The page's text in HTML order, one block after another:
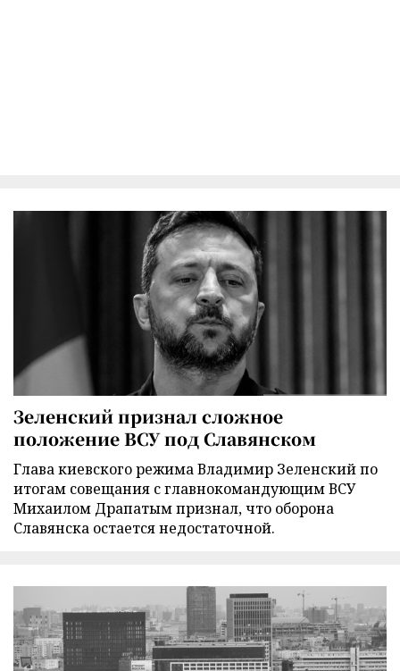
Зеленский признал сложное
положение ВСУ под Славянском
Глава киевского режима Владимир Зеленский по
итогам совещания с главнокомандующим ВСУ
Михаилом Драпатым признал, что оборона
Славянска остается недостаточной.